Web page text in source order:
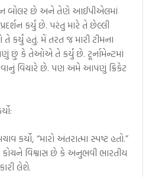
બોલર છે અને તેણે આઈપીએલમાં
કર્યું છે. પરંતુ મારે તે છેલ્લી
કર્યું હતું. મેં તરત જ મારી ટીમના
છું કે તેઓએ તે કર્યું છે. ટૂર્નામેન્ટમાં
વિચારે છે. પણ અમે આપણું ક્રિકેટ
કર્યો, “મારો અંતરાત્મા સ્પષ્ટ હતો.”
કોચને વિશ્વાસ છે કે અનુભવી ભારતીય
લેશે.